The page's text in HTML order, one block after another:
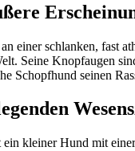
einer schlan­ken, fast
Sei­ne Knopf­au­gen
Schopf­hund sei­nen
klei­ner Hund mit